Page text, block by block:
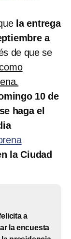
la entrega
a
de que se
10 de
haga el
la Ciudad
a
la encuesta